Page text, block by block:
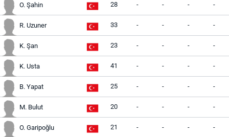
O. Şahin 28 - - - -
R. Uzuner 33 - - - -
K. Şan 23 - - - -
K. Usta 41 - - - -
B. Yapat 25 - - - -
M. Bulut 20 - - - -
O. Garipoğlu 21 - - - -